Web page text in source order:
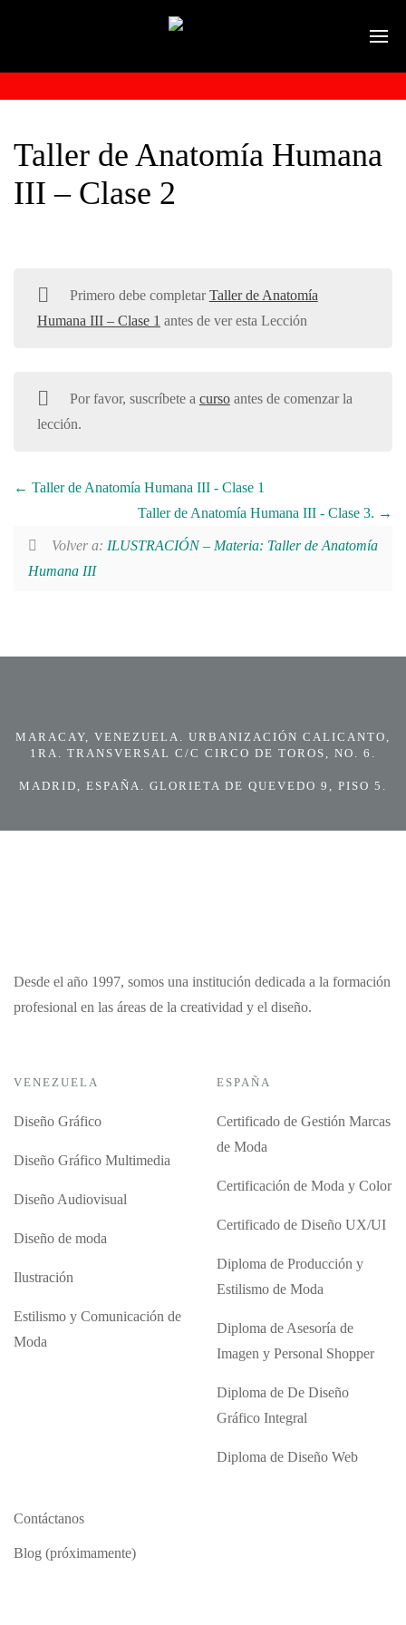
Taller de Anatomía Humana
III – Clase 2
Primero debe completarTaller de Anatomía
Humana III – Clase 1 antes de ver esta Lección
Por favor, suscríbete a cursoantes de comenzar la
lección.
Taller de Anatomía Humana III - Clase 1
Taller de Anatomía Humana III - Clase 3.
Volver a: ILUSTRACIÓN – Materia: Taller de Anatomía
Humana III
MARACAY, VENEZUELA. URBANIZACIÓN CALICANTO,
1RA. TRANSVERSAL C/C CIRCO DE TOROS, NO. 6.
MADRID, ESPAÑA. GLORIETA DE QUEVEDO 9, PISO 5.
Desde el año 1997, somos una institución dedicada a la formación
profesional en las áreas de la creatividad y el diseño.
VENEZUELA
Diseño Gráfico
Diseño Gráfico Multimedia
Diseño Audiovisual
Diseño de moda
Ilustración
Estilismo y Comunicación de
Moda
ESPAÑA
Certificado de Gestión Marcas
de Moda
Certificación de Moda y Color
Certificado de Diseño UX/UI
Diploma de Producción y
Estilismo de Moda
Diploma de Asesoría de
Imagen y Personal Shopper
Diploma de De Diseño
Gráfico Integral
Diploma de Diseño Web
Contáctanos
Blog (próximamente)